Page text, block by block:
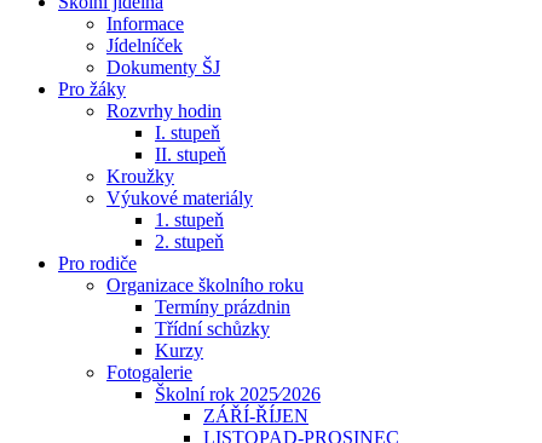
Informace
Jídelníček
Dokumenty ŠJ
Pro žáky
Rozvrhy hodin
I. stupeň
II. stupeň
Kroužky
Výukové materiály
1. stupeň
2. stupeň
Pro rodiče
Organizace školního roku
Termíny prázdnin
Třídní schůzky
Kurzy
Fotogalerie
Školní rok 2025⁄2026
ZÁŘÍ-ŘÍJEN
LISTOPAD-PROSINEC